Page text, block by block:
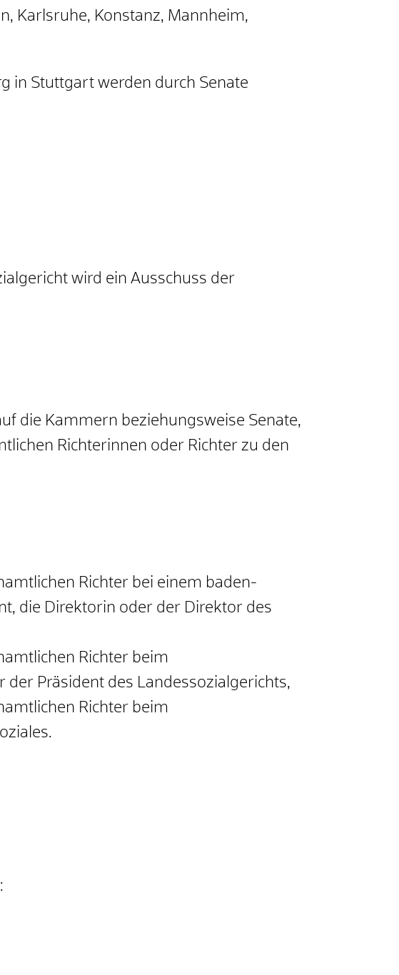
Karlsruhe, Konstanz, Mannheim,
in Stuttgart werden durch Senate
wird ein Ausschuss der
die Kammern beziehungsweise Senate,
hen Richterinnen oder Richter zu den
Richter bei einem baden-
die Direktorin oder der Direktor des
Richter beim
Präsident des Landessozialgerichts,
Richter beim